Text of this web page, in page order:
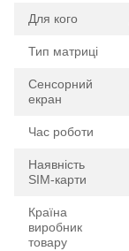
Для кого
Тип матриці
Сенсорний
екран
Час роботи
Наявність
SIM-карти
Країна
виробник
товару